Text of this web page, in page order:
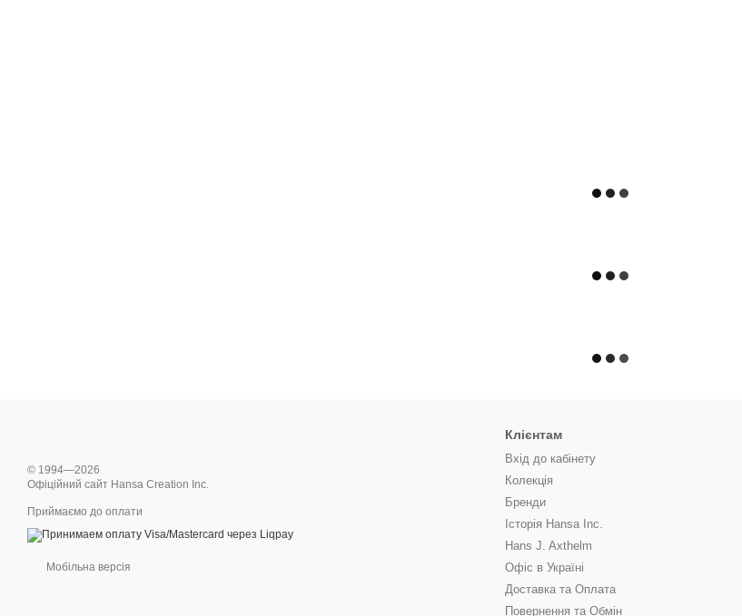
© 1994—2026
Офіційний сайт Hansa Creation Inc.
Приймаємо до оплати
Мобільна версія
Клієнтам
Вхід до кабінету
Колекція
Бренди
Історія Hansa Inc.
Hans J. Axthelm
Офіс в Україні
Доставка та Оплата
Повернення та Обмін